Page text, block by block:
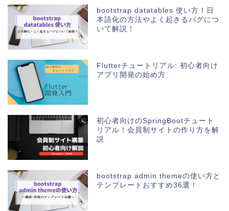
bootstrap datatables 使い方！日
本語化の方法やよく起きるバグにつ
いて解説！
Flutterチュートリアル: 初心者向け
アプリ開発の始め方
初心者向けのSpringBootチュート
リアル！会員制サイトの作り方を解
説
bootstrap admin themeの使い方と
テンプレートおすすめ36選！